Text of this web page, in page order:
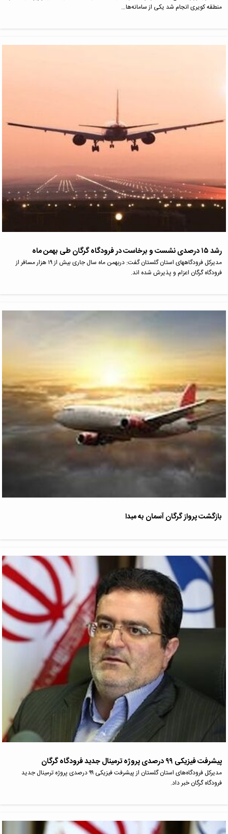
منطقه کویری انجام شد یکی از سامانه‌ها…
رشد ۱۵ درصدی نشست و برخاست در فرودگاه گرگان طی بهمن ماه
مدیرکل فرودگاههای استان گلستان گفت: دربهمن ماه سال جاری بیش از ۱۹ هزار مسافر از
فرودگاه گرگان اعزام و پذیرش شده اند.
بازگشت پرواز گرگان آسمان به مبدا
پیشرفت فیزیکی ۹۹ درصدی پروژه ترمینال جدید فرودگاه گرگان
مدیرکل فرودگاه‌های استان گلستان از پیشرفت فیزیکی ۹۹ درصدی پروژه ترمینال جدید
فرودگاه گرگان خبر داد.